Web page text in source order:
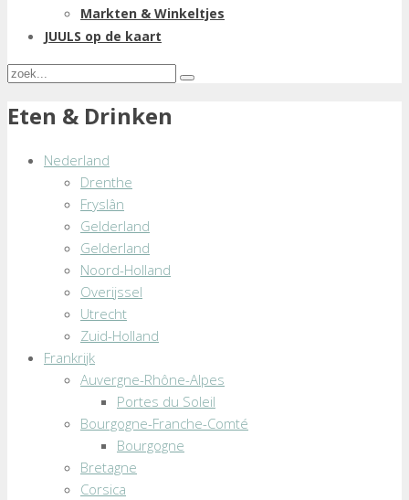
Markten & Winkeltjes
JUULS op de kaart
Eten & Drinken
Nederland
Drenthe
Fryslân
Gelderland
Gelderland
Noord-Holland
Overijssel
Utrecht
Zuid-Holland
Frankrijk
Auvergne-Rhône-Alpes
Portes du Soleil
Bourgogne-Franche-Comté
Bourgogne
Bretagne
Corsica